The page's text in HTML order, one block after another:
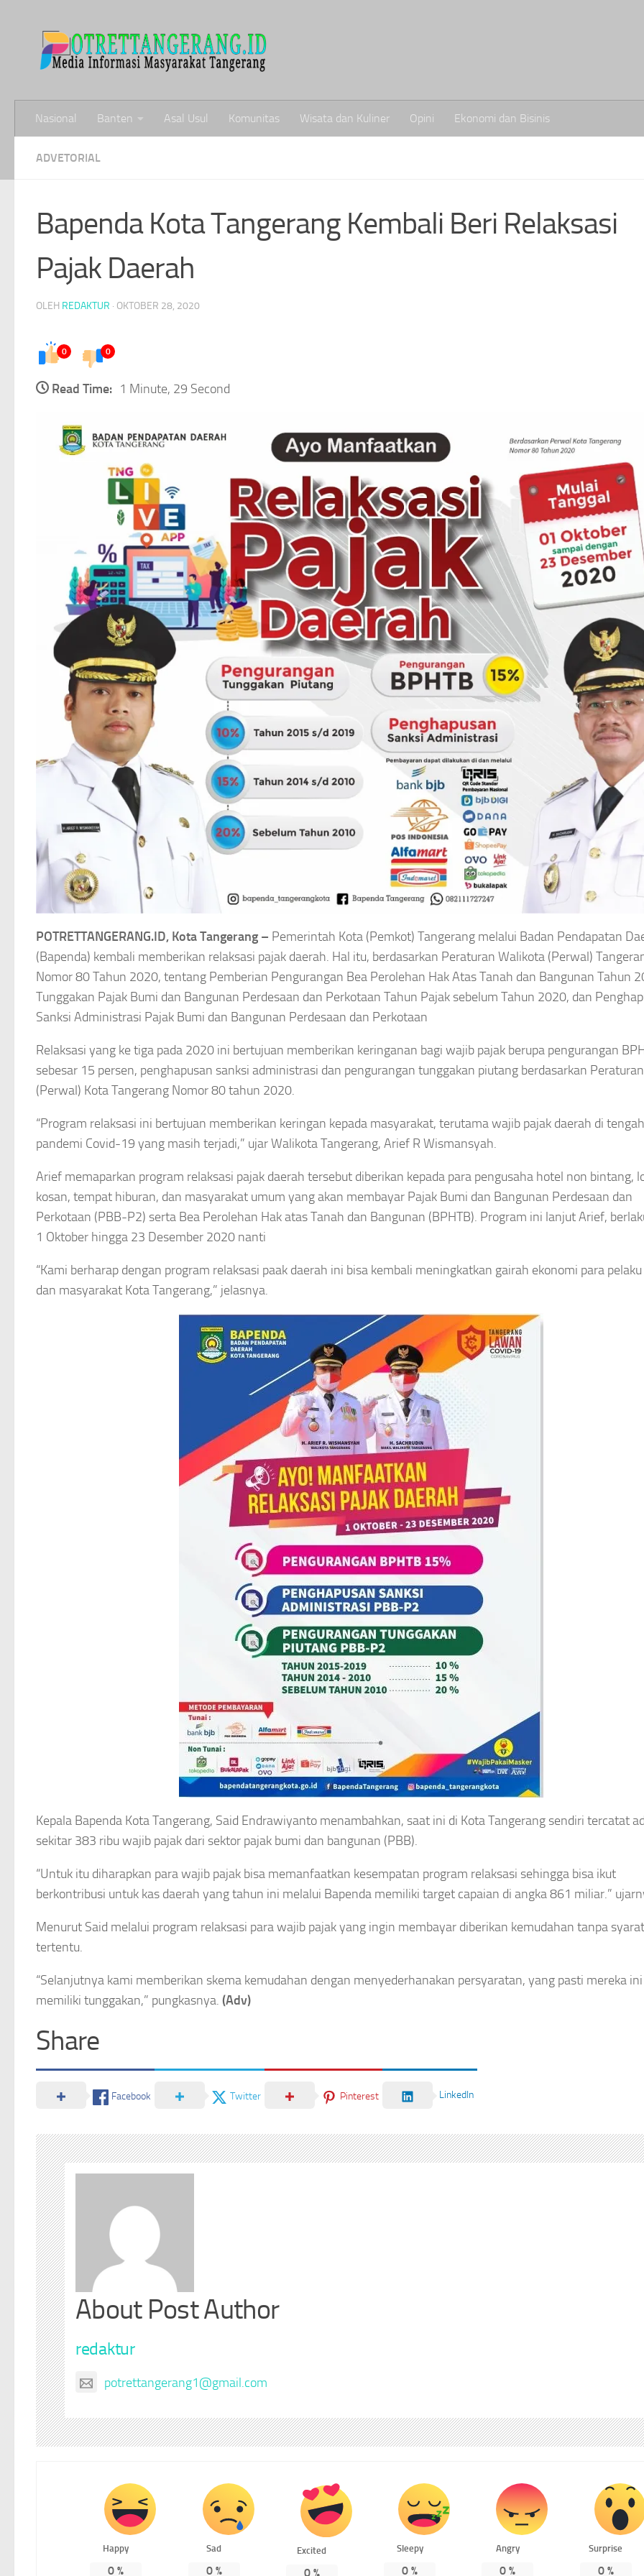
Nasional Banten Asal Usul Komunitas Wisata dan Kuliner Opini Ekonomi dan Bisinis
ADVETORIAL
Bapenda Kota Tangerang Kembali Beri Relaksasi
Pajak Daerah
OLEH REDAKTUR · OKTOBER 28, 2020
0 0
Read Time: 1 Minute, 29 Second
POTRETTANGERANG.ID, Kota Tangerang – Pemerintah Kota (Pemkot) Tangerang melalui Badan Pendapatan
(Bapenda) kembali memberikan relaksasi pajak daerah. Hal itu, berdasarkan Peraturan Walikota (Perwal)
Nomor 80 Tahun 2020, tentang Pemberian Pengurangan Bea Perolehan Hak Atas Tanah dan Bangunan Tahun
Tunggakan Pajak Bumi dan Bangunan Perdesaan dan Perkotaan Tahun Pajak sebelum Tahun 2020, dan
Sanksi Administrasi Pajak Bumi dan Bangunan Perdesaan dan Perkotaan
Relaksasi yang ke tiga pada 2020 ini bertujuan memberikan keringanan bagi wajib pajak berupa pengurangan
sebesar 15 persen, penghapusan sanksi administrasi dan pengurangan tunggakan piutang berdasarkan
(Perwal) Kota Tangerang Nomor 80 tahun 2020.
“Program relaksasi ini bertujuan memberikan keringan kepada masyarakat, terutama wajib pajak daerah di
pandemi Covid-19 yang masih terjadi,” ujar Walikota Tangerang, Arief R Wismansyah.
Arief memaparkan program relaksasi pajak daerah tersebut diberikan kepada para pengusaha hotel non bintang,
kosan, tempat hiburan, dan masyarakat umum yang akan membayar Pajak Bumi dan Bangunan Perdesaan dan
Perkotaan (PBB-P2) serta Bea Perolehan Hak atas Tanah dan Bangunan (BPHTB). Program ini lanjut Arief,
1 Oktober hingga 23 Desember 2020 nanti
“Kami berharap dengan program relaksasi paak daerah ini bisa kembali meningkatkan gairah ekonomi para
dan masyarakat Kota Tangerang,” jelasnya.
Kepala Bapenda Kota Tangerang, Said Endrawiyanto menambahkan, saat ini di Kota Tangerang sendiri tercatat
sekitar 383 ribu wajib pajak dari sektor pajak bumi dan bangunan (PBB).
“Untuk itu diharapkan para wajib pajak bisa memanfaatkan kesempatan program relaksasi sehingga bisa ikut
berkontribusi untuk kas daerah yang tahun ini melalui Bapenda memiliki target capaian di angka 861 miliar.”
Menurut Said melalui program relaksasi para wajib pajak yang ingin membayar diberikan kemudahan tanpa syarat
tertentu.
“Selanjutnya kami memberikan skema kemudahan dengan menyederhanakan persyaratan, yang pasti mereka
memiliki tunggakan,” pungkasnya. (Adv)
Share
Facebook Twitter Pinterest LinkedIn
About Post Author
redaktur
potrettangerang1@gmail.com
Happy
0 %
Sad
0%
Excited
0%
Sleepy
0 %
Angry
0 %
Surprise
0%